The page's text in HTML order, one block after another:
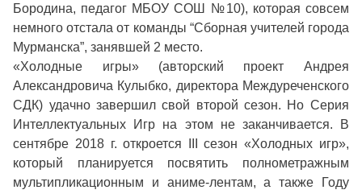
Бородина, педагог МБОУ СОШ №10), которая совсем
немного отстала от команды “Сборная учителей города
Мурманска”, занявшей 2 место.
«Холодные игры» (авторский проект Андрея
Александровича Кулыбко, директора Междуреченского
СДК) удачно завершил свой второй сезон. Но Серия
Интеллектуальных Игр на этом не заканчивается. В
сентябре 2018 г. откроется III сезон «Холодных игр»,
который планируется посвятить полнометражным
мультипликационным и аниме-лентам, а также Году